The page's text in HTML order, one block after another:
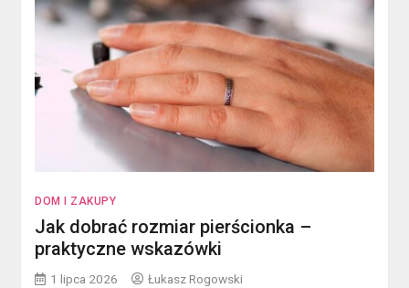
DOM I ZAKUPY
Jak dobrać rozmiar pierścionka –
praktyczne wskazówki
1 lipca 2026 Łukasz Rogowski